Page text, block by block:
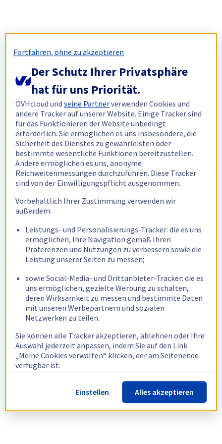
Fortfahren, ohne zu akzeptieren
Der Schutz Ihrer Privatsphäre
hat für uns Priorität.
OVHcloud undseine Partnerverwenden Cookies und
andere Tracker auf unserer Website. Einige Tracker sind
für das Funktionieren der Website unbedingt
erforderlich. Sie ermöglichen es uns insbesondere, die
Sicherheit des Dienstes zu gewährleisten oder
bestimmte wesentliche Funktionen bereitzustellen.
Andere ermöglichen es uns, anonyme
Reichweitenmessungen durchzuführen. Diese Tracker
sind von der Einwilligungspflicht ausgenommen.
Vorbehaltlich Ihrer Zustimmung verwenden wir
außerdem:
Leistungs- und Personalisierungs-Tracker: die es uns
ermöglichen, Ihre Navigation gemäß Ihren
Präferenzen und Nutzungen zu verbessern sowie die
Leistung unserer Seiten zu messen;
sowie Social-Media- und Drittanbieter-Tracker: die es
uns ermöglichen, gezielte Werbung zu schalten,
deren Wirksamkeit zu messen und bestimmte Daten
mit unseren Werbepartnern und sozialen
Netzwerken zu teilen.
Sie können alle Tracker akzeptieren, ablehnen oder Ihre
Auswahl jederzeit anpassen, indem Sie auf den Link
„Meine Cookies verwalten“ klicken, der am Seitenende
verfügbar ist.
Weitere Informationen finden Sie in unsererRichtlinie
zur Verwendung von Cookies.
Einstellen Alles akzeptieren